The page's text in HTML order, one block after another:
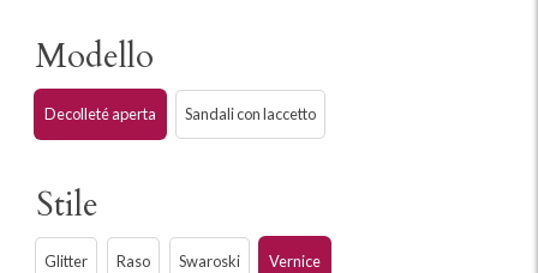
Modello
Decolleté aperta Sandali con laccetto
Stile
Glitter Raso Swaroski Vernice